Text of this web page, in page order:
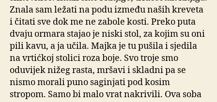
Znala sam ležati na podu između naših kreveta
i čitati sve dok me ne zabole kosti. Preko puta
dvaju ormara stajao je niski stol, za kojim su oni
pili kavu, a ja učila. Majka je tu pušila i sjedila
na vrtićkoj stolici roza boje. Svo troje smo
oduvijek nižeg rasta, mršavi i skladni pa se
nismo morali puno saginjati pod kosim
stropom. Samo bi malo vrat nakrivili. Ova soba